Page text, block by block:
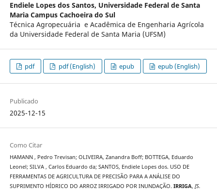
Endiele Lopes dos Santos, Universidade Federal de Santa
Maria Campus Cachoeira do Sul
Técnica Agropecuária e Acadêmica de Engenharia Agrícola
da Universidade Federal de Santa Maria (UFSM)
pdf pdf (English) epub epub (English)
Publicado
2025-12-15
Como Citar
HAMANN , Pedro Trevisan; OLIVEIRA, Zanandra Boff; BOTTEGA, Eduardo
Leonel; SILVA , Carlos Eduardo da; SANTOS, Endiele Lopes dos. USO DE
FERRAMENTAS DE AGRICULTURA DE PRECISÃO PARA A ANÁLISE DO
SUPRIMENTO HÍDRICO DO ARROZ IRRIGADO POR INUNDAÇÃO. IRRIGA, [S.